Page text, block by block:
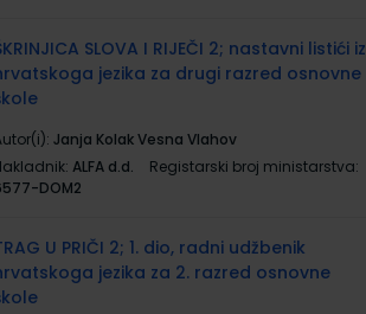
SLOVA I RIJEČI 2; nastavni listići iz
jezika za drugi razred osnovne
Janja Kolak Vesna Vlahov
ALFA d.d.
Registarski broj ministarstva:
DOM2
U PRIČI 2; 1. dio, radni udžbenik
jezika za 2. razred osnovne